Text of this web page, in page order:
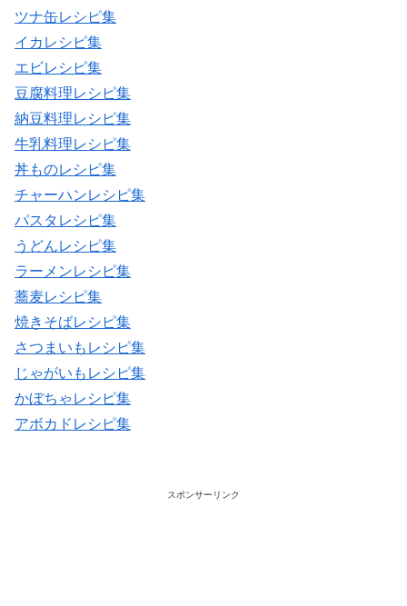
ツナ缶レシピ集
イカレシピ集
エビレシピ集
豆腐料理レシピ集
納豆料理レシピ集
牛乳料理レシピ集
丼ものレシピ集
チャーハンレシピ集
パスタレシピ集
うどんレシピ集
ラーメンレシピ集
蕎麦レシピ集
焼きそばレシピ集
さつまいもレシピ集
じゃがいもレシピ集
かぼちゃレシピ集
アボカドレシピ集
スポンサーリンク